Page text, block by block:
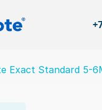
Exact Standard 5-